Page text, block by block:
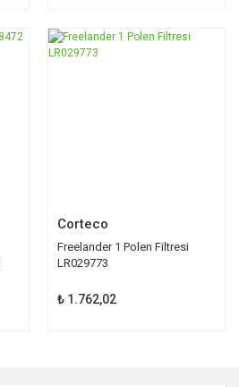
TÜKENDİ
Corteco
Freelander 1 Polen Filtresi
LR029773
₺ 1.762,02